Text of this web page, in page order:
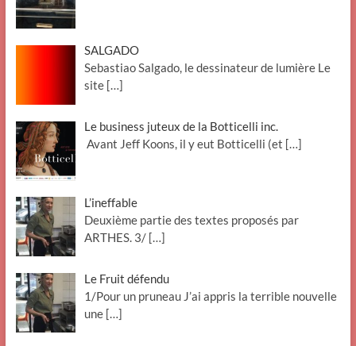
SALGADO
Sebastiao Salgado, le dessinateur de lumière Le
site […]
Le business juteux de la Botticelli inc.
Avant Jeff Koons, il y eut Botticelli (et […]
L’ineffable
Deuxième partie des textes proposés par
ARTHES. 3/ […]
Le Fruit défendu
1/Pour un pruneau J’ai appris la terrible nouvelle
une […]